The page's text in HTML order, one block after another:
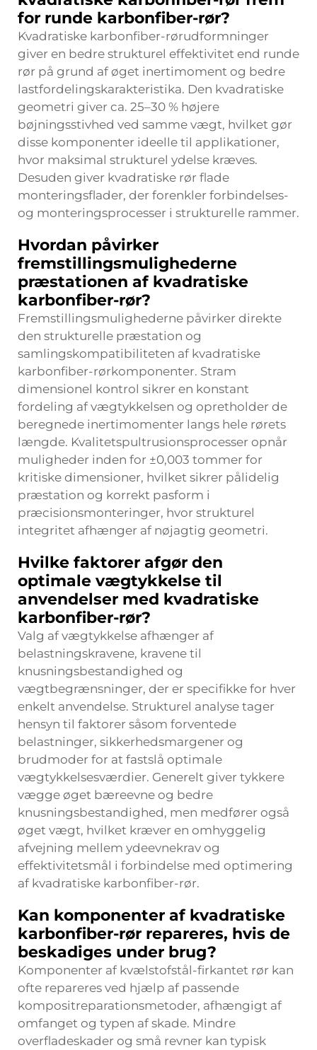
for runde karbonfiber-rør?
Kvadratiske karbonfiber-rørudformninger
giver en bedre strukturel effektivitet end runde
rør på grund af øget inertimoment og bedre
lastfordelingskarakteristika. Den kvadratiske
geometri giver ca. 25–30 % højere
bøjningsstivhed ved samme vægt, hvilket gør
disse komponenter ideelle til applikationer,
hvor maksimal strukturel ydelse kræves.
Desuden giver kvadratiske rør flade
monteringsflader, der forenkler forbindelses-
og monteringsprocesser i strukturelle rammer.
Hvordan påvirker
fremstillingsmulighederne
præstationen af kvadratiske
karbonfiber-rør?
Fremstillingsmulighederne påvirker direkte
den strukturelle præstation og
samlingskompatibiliteten af kvadratiske
karbonfiber-rørkomponenter. Stram
dimensionel kontrol sikrer en konstant
fordeling af vægtykkelsen og opretholder de
beregnede inertimomenter langs hele rørets
længde. Kvalitetspultrusionsprocesser opnår
muligheder inden for ±0,003 tommer for
kritiske dimensioner, hvilket sikrer pålidelig
præstation og korrekt pasform i
præcisionsmonteringer, hvor strukturel
integritet afhænger af nøjagtig geometri.
Hvilke faktorer afgør den
optimale vægtykkelse til
anvendelser med kvadratiske
karbonfiber-rør?
Valg af vægtykkelse afhænger af
belastningskravene, kravene til
knusningsbestandighed og
vægtbegrænsninger, der er specifikke for hver
enkelt anvendelse. Strukturel analyse tager
hensyn til faktorer såsom forventede
belastninger, sikkerhedsmargener og
brudmoder for at fastslå optimale
vægtykkelsesværdier. Generelt giver tykkere
vægge øget bæreevne og bedre
knusningsbestandighed, men medfører også
øget vægt, hvilket kræver en omhyggelig
afvejning mellem ydeevnekrav og
effektivitetsmål i forbindelse med optimering
af kvadratiske karbonfiber-rør.
Kan komponenter af kvadratiske
karbonfiber-rør repareres, hvis de
beskadiges under brug?
Komponenter af kvælstofstål-firkantet rør kan
ofte repareres ved hjælp af passende
kompositreparationsmetoder, afhængigt af
omfanget og typen af skade. Mindre
overfladeskader og små revner kan typisk